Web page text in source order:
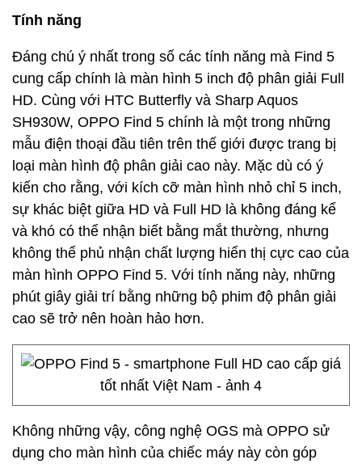
Tính năng
Đáng chú ý nhất trong số các tính năng mà Find 5
cung cấp chính là màn hình 5 inch độ phân giải Full
HD. Cùng với HTC Butterfly và Sharp Aquos
SH930W, OPPO Find 5 chính là một trong những
mẫu điện thoại đầu tiên trên thế giới được trang bị
loại màn hình độ phân giải cao này. Mặc dù có ý
kiến cho rằng, với kích cỡ màn hình nhỏ chỉ 5 inch,
sự khác biệt giữa HD và Full HD là không đáng kể
và khó có thể nhận biết bằng mắt thường, nhưng
không thể phủ nhận chất lượng hiển thị cực cao của
màn hình OPPO Find 5. Với tính năng này, những
phút giây giải trí bằng những bộ phim độ phân giải
cao sẽ trở nên hoàn hảo hơn.
Không những vậy, công nghệ OGS mà OPPO sử
dụng cho màn hình của chiếc máy này còn góp